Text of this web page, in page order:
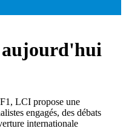
aujourd'hui
LCI propose une
engagés, des débats
internationale